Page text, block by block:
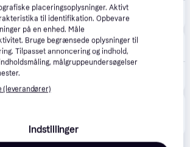
Adult tørfoder til kat 10 kg
,5-8 dage
placeringsoplysninger. Aktivt
til identifikation. Opbevare
på en enhed. Måle
Bruge begrænsede oplysninger til
Tilpasset annoncering og indhold,
målgruppeundersøgelser
(leverandører)
Indstillinger